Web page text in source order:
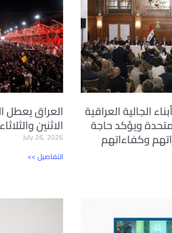
العراق يعطل
الاثنين
July 26, 2026
<< التفاصيل
الجالية العراقية
ويؤكد حاجة
وكفاءاتهم